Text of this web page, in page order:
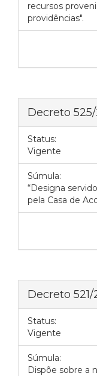
recursos
providências".
Decreto
Status:
Vigente
Súmula:
“Designa
pela Casa de
Decreto 521/
Status:
Vigente
Súmula:
Dispõe sobre a